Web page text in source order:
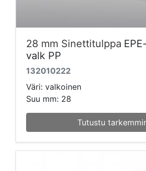
28 mm Sinettitulppa
valk PP
132010222
Väri: valkoinen
Suu mm: 28
Tutustu